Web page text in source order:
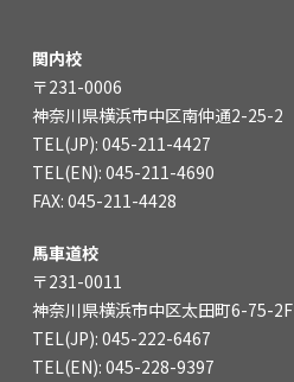
関内校
〒231-0006
神奈川県横浜市中区南仲通2-25-2
TEL(JP): 045-211-4427
TEL(EN): 045-211-4690
FAX: 045-211-4428
馬車道校
〒231-0011
神奈川県横浜市中区太田町6-75-2F
TEL(JP): 045-222-6467
TEL(EN): 045-228-9397